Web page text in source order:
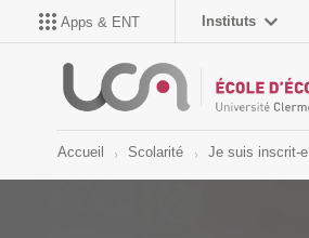
Apps & ENT Instituts
Accueil Scolarité Je suis inscrit-e